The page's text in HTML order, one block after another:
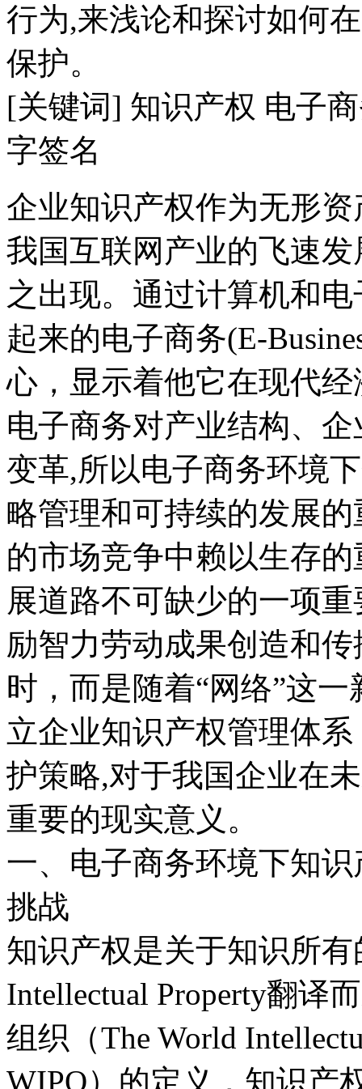
行为,来浅论和探讨如何
保护。
[关键词] 知识产权 电子
字签名
企业知识产权作为无形
我国互联网产业的飞速
之出现。通过计算机和
起来的电子商务(E-
心，显示着他它在现代
电子商务对产业结构、
变革,所以电子商务环境
略管理和可持续的发展
的市场竞争中赖以生存
展道路不可缺少的一项
励智力劳动成果创造和
时，而是随着“网络”这
立企业知识产权管理体
护策略,对于我国企业在
重要的现实意义。
一、电子商务环境下知
挑战
知识产权是关于知识所
Intellectual Property翻译
组织（The World
WIPO）的定义，知识产